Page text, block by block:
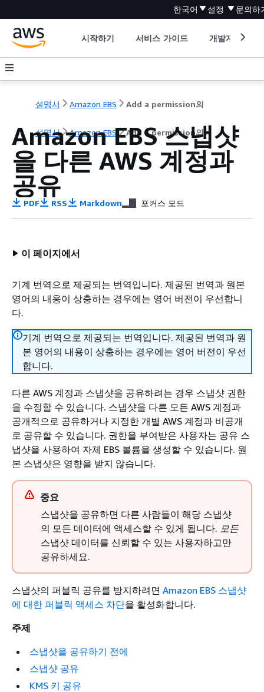
한국어 설정 문의하
시작하기 서비스 가이드 개발자 도구
설명서 Amazon EBS Add a permission의
설명서 Amazon EBS Add a permission의
Amazon EBS 스냅샷
을 다른 AWS 계정과
공유
PDF RSS Markdown 포커스 모드
이 페이지에서
기계 번역으로 제공되는 번역입니다. 제공된 번역과 원본
영어의 내용이 상충하는 경우에는 영어 버전이 우선합니
다.
기계 번역으로 제공되는 번역입니다. 제공된 번역과 원
본 영어의 내용이 상충하는 경우에는 영어 버전이 우선
합니다.
다른 AWS 계정과 스냅샷을 공유하려는 경우 스냅샷 권한
을 수정할 수 있습니다. 스냅샷을 다른 모든 AWS 계정과
공개적으로 공유하거나 지정한 개별 AWS 계정과 비공개
로 공유할 수 있습니다. 권한을 부여받은 사용자는 공유 스
냅샷을 사용하여 자체 EBS 볼륨을 생성할 수 있습니다. 원
본 스냅샷은 영향을 받지 않습니다.
중요
스냅샷을 공유하면 다른 사람들이 해당 스냅샷
의 모든 데이터에 액세스할 수 있게 됩니다. 모든
스냅샷 데이터를 신뢰할 수 있는 사용자하고만
공유하세요.
스냅샷의 퍼블릭 공유를 방지하려면 Amazon EBS 스냅샷
에 대한 퍼블릭 액세스 차단을 활성화합니다.
주제
스냅샷을 공유하기 전에
스냅샷 공유
KMS 키 공유